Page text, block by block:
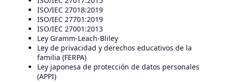
ISO/IEC 27018:2019
ISO/IEC 27701:2019
ISO/IEC 27001:2013
Ley Gramm-Leach-Bliley
Ley de privacidad y derechos educativos de la
familia (FERPA)
Ley japonesa de protección de datos personales
(APPI)